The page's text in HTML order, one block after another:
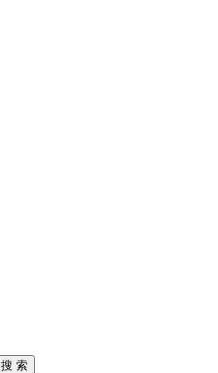
搜 索